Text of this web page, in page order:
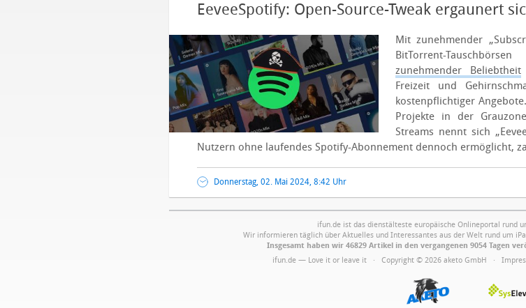
EeveeSpotify: Open-Source-Tweak ergaunert
Mit zunehmender
BitTorrent-
zunehmender Beliebtheit
Freizeit und
kostenpflichtiger Angebote.
Projekte in der
Streams nennt sich
Nutzern ohne laufendes Spotify-Abonnement dennoch ermöglicht,
Donnerstag, 02. Mai 2024, 8:42 Uhr
ifun.de ist das dienstälteste europäische Onlineportal rund
Wir informieren täglich über Aktuelles und Interessantes aus der Welt rund um
Insgesamt haben wir 46829 Artikel in den vergangenen 9054 Tagen
ifun.de — Love it or leave it · Copyright © 2026 aketo GmbH ·